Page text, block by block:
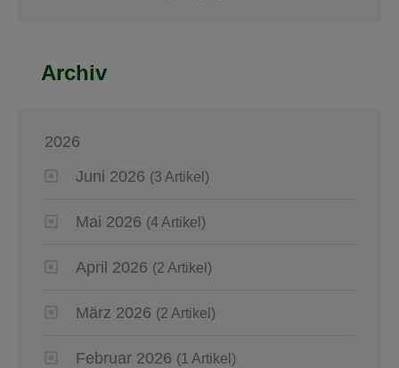
Archiv
2026
Juni 2026 (3 Artikel)
Mai 2026 (4 Artikel)
April 2026 (2 Artikel)
März 2026 (2 Artikel)
Februar 2026 (1 Artikel)